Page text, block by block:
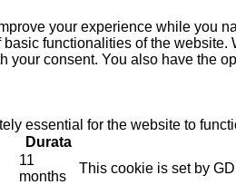
your experience while you
functionalities of the
your consent. You also have the
essential for the website to
Durata
11
months
This cookie is set by